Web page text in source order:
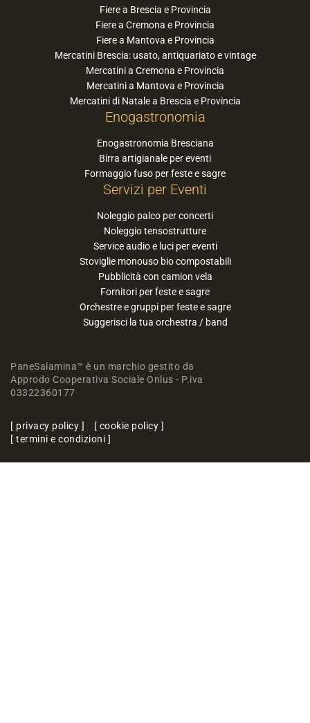
Fiere a Brescia e Provincia
Fiere a Cremona e Provincia
Fiere a Mantova e Provincia
Mercatini Brescia: usato, antiquariato e vintage
Mercatini a Cremona e Provincia
Mercatini a Mantova e Provincia
Mercatini di Natale a Brescia e Provincia
Enogastronomia
Enogastronomia Bresciana
Birra artigianale per eventi
Formaggio fuso per feste e sagre
Servizi per Eventi
Noleggio palco per concerti
Noleggio tensostrutture
Service audio e luci per eventi
Stoviglie monouso bio compostabili
Pubblicità con camion vela
Fornitori per feste e sagre
Orchestre e gruppi per feste e sagre
Suggerisci la tua orchestra / band
PaneSalamina™ è un marchio gestito da
Approdo Cooperativa Sociale Onlus - P.iva
03322360177
privacy policy
cookie policy
termini e condizioni